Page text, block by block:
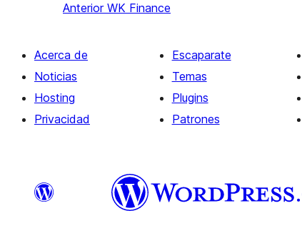
Anterior WK Finance
Acerca de
Noticias
Hosting
Privacidad
Escaparate
Temas
Plugins
Patrones